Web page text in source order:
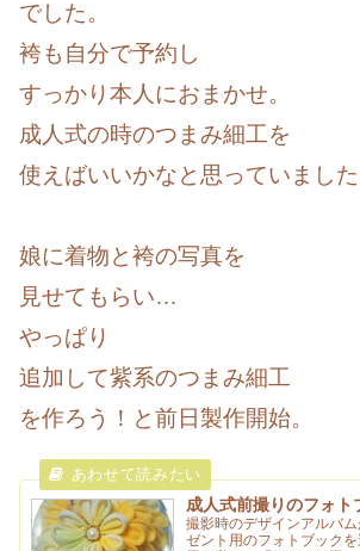
でした。
袴も自分で予約し
すっかり本人におまかせ。
成人式の時のつまみ細工を
使えばいいかなと思っていました
娘に着物と袴の写真を
見せてもらい…
やっぱり
追加して紫系のつまみ細工
を作ろう！と前日製作開始。
成人式前撮りのフォト
撮影時のデザインアルバ
ゼント用のフォトブック